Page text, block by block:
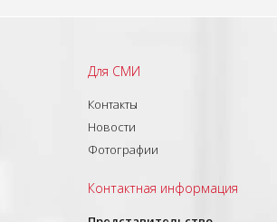
Для СМИ
Контакты
Новости
Фотографии
Контактная информация